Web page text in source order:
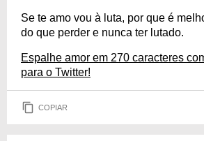
Se te amo vou à luta, por que é
do que perder e nunca ter lutado.
Espalhe amor em 270 caracteres
para o Twitter!
COPIAR